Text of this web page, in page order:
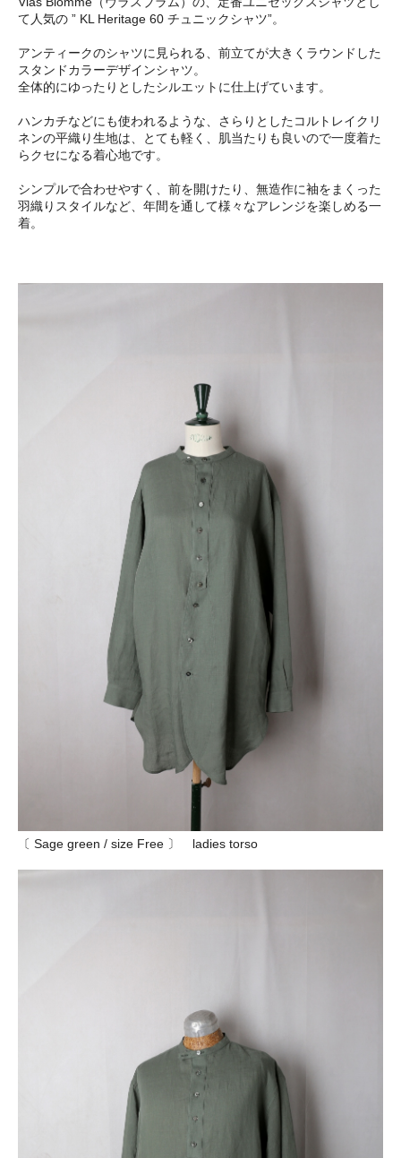
て人気の ” KL Heritage 60 チュニックシャツ”。
アンティークのシャツに見られる、前立てが大きくラウンドした
スタンドカラーデザインシャツ。
全体的にゆったりとしたシルエットに仕上げています。
ハンカチなどにも使われるような、さらりとしたコルトレイクリ
ネンの平織り生地は、とても軽く、肌当たりも良いので一度着た
らクセになる着心地です。
シンプルで合わせやすく、前を開けたり、無造作に袖をまくった
羽織りスタイルなど、年間を通して様々なアレンジを楽しめる一
着。
〔 Sage green / size Free 〕 ladies torso